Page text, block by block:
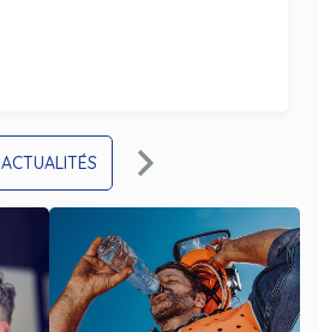
ACTUALITÉS